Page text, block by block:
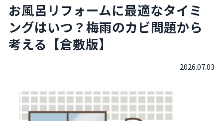
お風呂リフォームに最適なタイミ
ングはいつ？梅雨のカビ問題から
考える【倉敷版】
2026.07.03